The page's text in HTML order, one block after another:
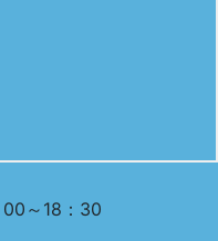
～18：30